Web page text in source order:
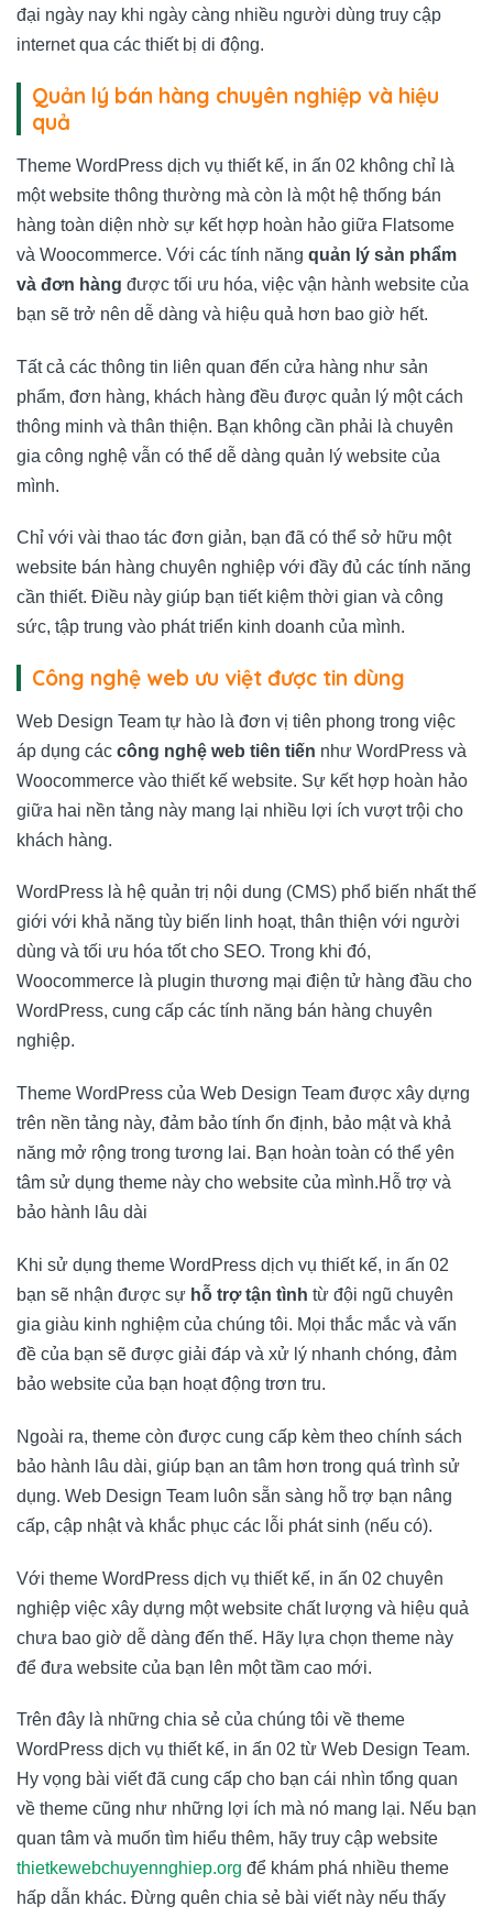
đại ngày nay khi ngày càng nhiều người dùng truy cập
internet qua các thiết bị di động.
Quản lý bán hàng chuyên nghiệp và hiệu
quả
Theme WordPress dịch vụ thiết kế, in ấn 02 không chỉ là
một website thông thường mà còn là một hệ thống bán
hàng toàn diện nhờ sự kết hợp hoàn hảo giữa Flatsome
và Woocommerce. Với các tính năng quản lý sản phẩm
và đơn hàng được tối ưu hóa, việc vận hành website của
bạn sẽ trở nên dễ dàng và hiệu quả hơn bao giờ hết.
Tất cả các thông tin liên quan đến cửa hàng như sản
phẩm, đơn hàng, khách hàng đều được quản lý một cách
thông minh và thân thiện. Bạn không cần phải là chuyên
gia công nghệ vẫn có thể dễ dàng quản lý website của
mình.
Chỉ với vài thao tác đơn giản, bạn đã có thể sở hữu một
website bán hàng chuyên nghiệp với đầy đủ các tính năng
cần thiết. Điều này giúp bạn tiết kiệm thời gian và công
sức, tập trung vào phát triển kinh doanh của mình.
Công nghệ web ưu việt được tin dùng
Web Design Team tự hào là đơn vị tiên phong trong việc
áp dụng các công nghệ web tiên tiến như WordPress và
Woocommerce vào thiết kế website. Sự kết hợp hoàn hảo
giữa hai nền tảng này mang lại nhiều lợi ích vượt trội cho
khách hàng.
WordPress là hệ quản trị nội dung (CMS) phổ biến nhất thế
giới với khả năng tùy biến linh hoạt, thân thiện với người
dùng và tối ưu hóa tốt cho SEO. Trong khi đó,
Woocommerce là plugin thương mại điện tử hàng đầu cho
WordPress, cung cấp các tính năng bán hàng chuyên
nghiệp.
Theme WordPress của Web Design Team được xây dựng
trên nền tảng này, đảm bảo tính ổn định, bảo mật và khả
năng mở rộng trong tương lai. Bạn hoàn toàn có thể yên
tâm sử dụng theme này cho website của mình.Hỗ trợ và
bảo hành lâu dài
Khi sử dụng theme WordPress dịch vụ thiết kế, in ấn 02
bạn sẽ nhận được sự hỗ trợ tận tình từ đội ngũ chuyên
gia giàu kinh nghiệm của chúng tôi. Mọi thắc mắc và vấn
đề của bạn sẽ được giải đáp và xử lý nhanh chóng, đảm
bảo website của bạn hoạt động trơn tru.
Ngoài ra, theme còn được cung cấp kèm theo chính sách
bảo hành lâu dài, giúp bạn an tâm hơn trong quá trình sử
dụng. Web Design Team luôn sẵn sàng hỗ trợ bạn nâng
cấp, cập nhật và khắc phục các lỗi phát sinh (nếu có).
Với theme WordPress dịch vụ thiết kế, in ấn 02 chuyên
nghiệp việc xây dựng một website chất lượng và hiệu quả
chưa bao giờ dễ dàng đến thế. Hãy lựa chọn theme này
để đưa website của bạn lên một tầm cao mới.
Trên đây là những chia sẻ của chúng tôi về theme
WordPress dịch vụ thiết kế, in ấn 02 từ Web Design Team.
Hy vọng bài viết đã cung cấp cho bạn cái nhìn tổng quan
về theme cũng như những lợi ích mà nó mang lại. Nếu bạn
quan tâm và muốn tìm hiểu thêm, hãy truy cập website
thietkewebchuyennghiep.org để khám phá nhiều theme
hấp dẫn khác. Đừng quên chia sẻ bài viết này nếu thấy